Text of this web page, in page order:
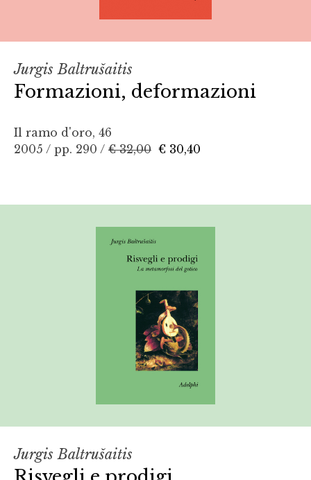
Jurgis Baltrušaitis
Formazioni, deformazioni
Il ramo d'oro, 46
2005 / pp. 290 / € 32,00 € 30,40
Jurgis Baltrušaitis